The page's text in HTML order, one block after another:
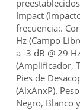
Impact
frecuencia:.
Hz (Campo
a -3 dB @ 29
(Amplificador,
Pies de
(AlxAnxP).
Negro, Blanco